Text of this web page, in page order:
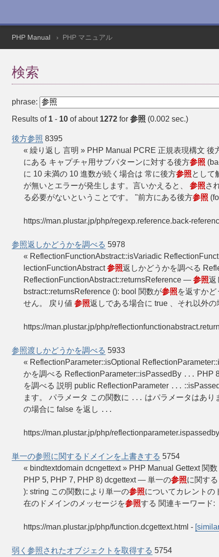
PHP Manual PHP マニュアル
検索
phrase:
Results of 1 - 10 of about 1272 for 参照 (0.002 sec.)
後方参照 8395
« 繰り返し 言明 » PHP Manual PCRE 正規表現構文 後
にある キャプチャ用サブパターンに対する後方参照
に 10 未満の 10 進数が続く場合は 常に後方参照として
が無いとエラーが発生します。言いかえると、 参照さ
る必要がないということです。 "前方にある後方参照
https://man.plustar.jp/php/regexp.reference.back-
参照返しかどうかを調べる 5978
« ReflectionFunctionAbstract::isVariadic
lectionFunctionAbstract参照返しかどうかを調べる
ReflectionFunctionAbstract::returnsReference — 参照返
bstract::returnsReference (): bool 関数が参照を返すか
せん。 戻り値 参照返しである場合に true 、それ以外
https://man.plustar.jp/php/
参照渡しかどうかを調べる 5933
« ReflectionParameter::isOptional
かを調べる ReflectionParameter::isPassedBy ... PHP
を調べる 説明 public ReflectionParameter ...
ます。 パラメータ この関数に ... はパラメータはあり
の場合に false を返し ...
https://man.plustar.jp/php/
単一の参照に関するドメインを上書きする 5754
« bindtextdomain dcngettext » PHP Manual Gettext 関
PHP 5, PHP 7, PHP 8) dcgettext — 単一の参照に関す
): string この関数により単一の参照についてカレント
在のドメインのメッセージを参照する 関連キーワード:
https://man.plustar.jp/php/function.dcgettext.html -
弱く参照されたオブジェクトを取得する 5754